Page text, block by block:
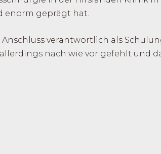
enorm geprägt hat.
Anschluss verantwortlich als
nach wie vor gefehlt und